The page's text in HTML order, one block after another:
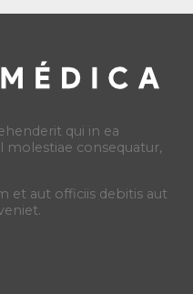
qui in ea
molestiae consequatur,
et aut officiis debitis aut